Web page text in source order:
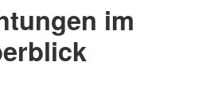
im